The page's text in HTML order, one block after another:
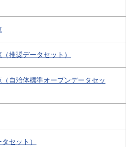
推奨データセット）
自治体標準オープンデータセッ
セット）